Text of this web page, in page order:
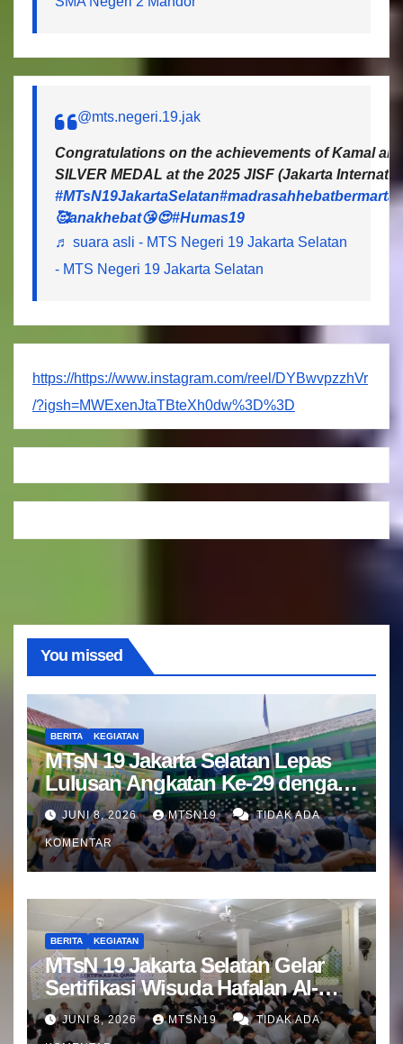
@mts.negeri.19.jak
Congratulations on the achievements of Kamal
SILVER MEDAL at the 2025 JISF (Jakarta
#MTsN19JakartaSelatan
🥰anakhebat😘😍#Humas19
♬ suara asli - MTS Negeri 19 Jakarta Selatan
- MTS Negeri 19 Jakarta Selatan
https://https://www.instagram.com/reel/DYBwvpzzhVr
/?igsh=MWExenJtaTBteXh0dw%3D%3D
You missed
BERITA KEGIATAN
MTsN 19 Jakarta Selatan Lepas
Lulusan Angkatan Ke-29 dengan
Doa dan Harapan Terbaik
JUNI 8, 2026 MTSN19 TIDAK ADA
KOMENTAR
BERITA KEGIATAN
MTsN 19 Jakarta Selatan Gelar
Sertifikasi Wisuda Hafalan Al-
Qur’an
JUNI 8, 2026 MTSN19 TIDAK ADA